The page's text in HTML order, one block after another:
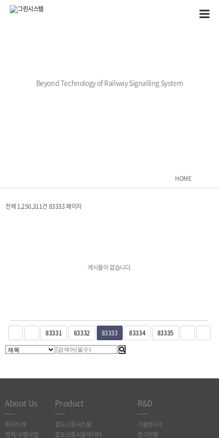
Beyond Technology of Railway Signalling System
HOME
전체 1,250,311건 83333 페이지
게시물이 없습니다.
83331 83332 83333 83334 83335
About Us
회사소개
연혁/수행사업
Product
철도신호시스템
철도신호시뮬레이터
R&D
기술연구소
연구현황